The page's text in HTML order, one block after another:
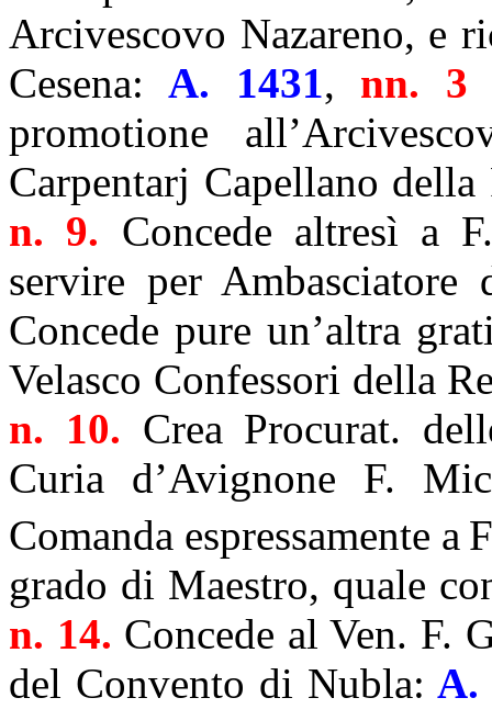
Arcivescovo Nazareno, e
Cesena: A. 1431,
nn. 3
promotione
Carpentarj Capellano
n. 9. Concede altresì a
servire per Ambasciatore
Concede pure un’altra
Velasco Confessori della
n. 10. Crea Procurat.
Curia d’Avignone F.
Comanda espressamente a
grado di Maestro, quale
n. 14. Concede al Ven. F.
del Convento di Nubla: A.